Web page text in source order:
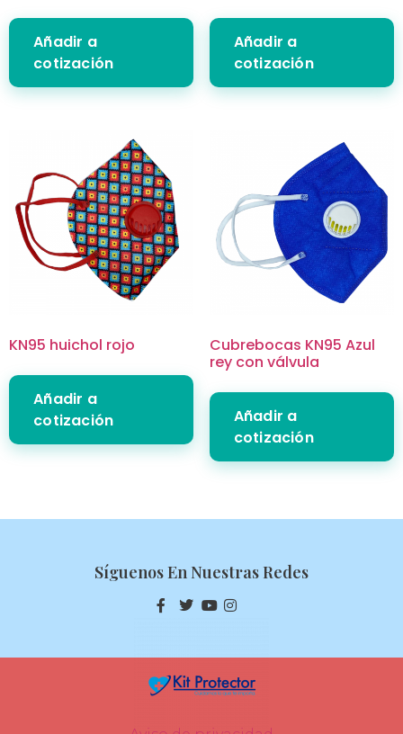
Añadir a
cotización
Añadir a
cotización
KN95 huichol rojo
Añadir a
cotización
Cubrebocas KN95 Azul
rey con válvula
Añadir a
cotización
Síguenos En Nuestras Redes